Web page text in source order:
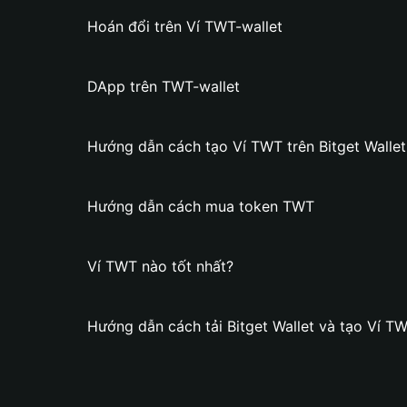
Hoán đổi trên Ví TWT-wallet
DApp trên TWT-wallet
Hướng dẫn cách tạo Ví TWT trên Bitget Wallet
Hướng dẫn cách mua token TWT
Ví TWT nào tốt nhất?
Hướng dẫn cách tải Bitget Wallet và tạo Ví